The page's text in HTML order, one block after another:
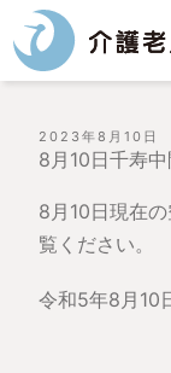
投
稿
日:
2023年8月10日
8月10日千寿
8月10日現在
覧ください。
令和5年8月10